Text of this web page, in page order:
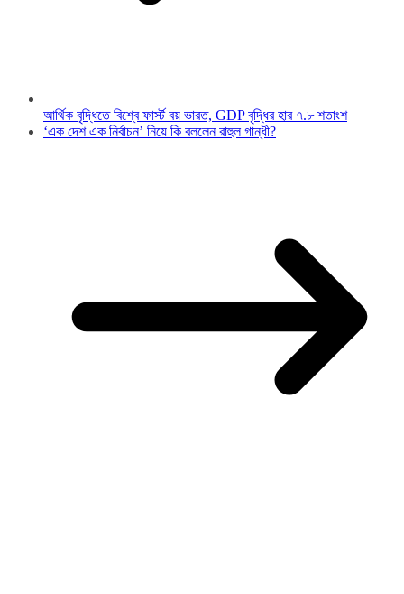
আর্থিক বৃদ্ধিতে বিশ্বে ফার্স্ট বয় ভারত, GDP বৃদ্ধির হার ৭.৮ শতাংশ
‘এক দেশ এক নির্বাচন’ নিয়ে কি বললেন রাহুল গান্ধী?